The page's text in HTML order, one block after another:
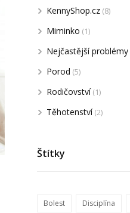
KennyShop.cz (8)
Miminko (1)
Nejčastější problémy
Porod (5)
Rodičovství(1)
Těhotenství(2)
Štítky
Bolest Disciplína